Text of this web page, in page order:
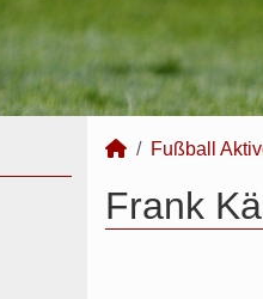
Fußball
Frank